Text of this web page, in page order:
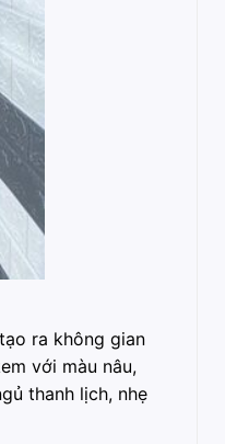
ra không gian
với màu nâu,
thanh lịch, nhẹ